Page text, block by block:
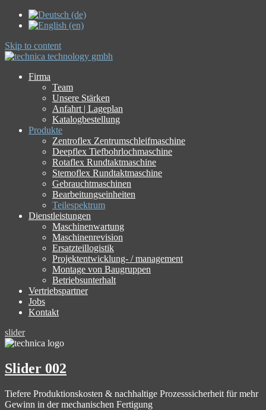
Skip to content
Firma
Team
Unsere Stärken
Anfahrt | Lageplan
Katalogbestellung
Produkte
Zentroflex Zentrumschleifmaschine
Deepflex Tiefbohrlochmaschine
Rotaflex Rundtaktmaschine
Stemoflex Rundtaktmaschine
Gebrauchtmaschinen
Bearbeitungseinheiten
Teilespektrum
Dienstleistungen
Maschinenwartung
Maschinenrevision
Ersatzteillogistik
Projektentwicklung- / management
Montage von Baugruppen
Betriebsunterhalt
Vertriebspartner
Jobs
Kontakt
slider
Slider 002
Tiefere Produktionskosten & nachhaltige Prozesssicherheit für mehr
Gewinn in der mechanischen Fertigung